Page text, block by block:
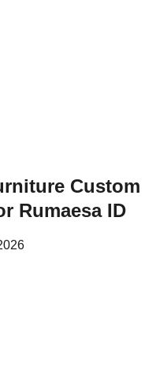
Custom
Rumaesa ID